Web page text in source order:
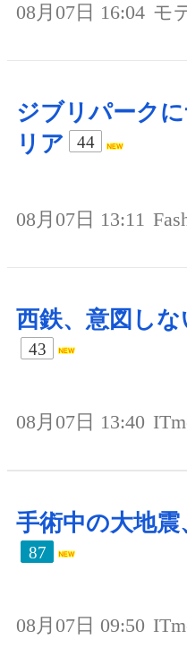
08月07日 16:04 モ
ジブリパーク
リア
44
08月07日 13:11
西鉄、意図し
43
08月07日 13:40
手術中の大地
87
08月07日 09:50